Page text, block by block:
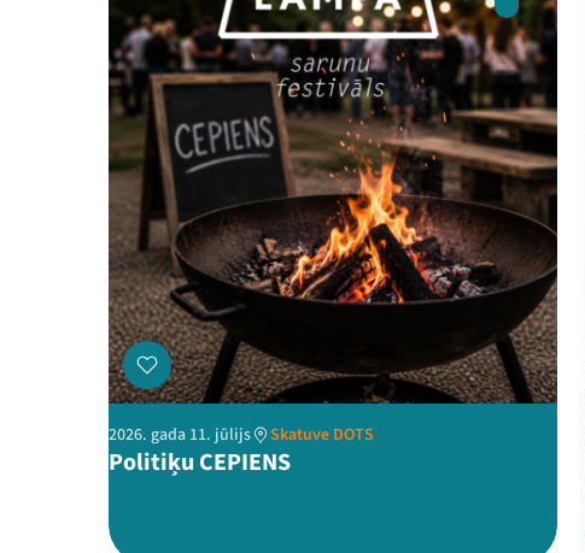
2026. gada 11. jūlijs Skatuve DOTS
Politiķu CEPIENS